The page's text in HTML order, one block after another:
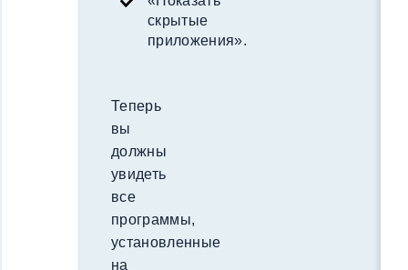
скрытые
приложения».
Теперь
вы
должны
увидеть
все
программы,
установленные
на